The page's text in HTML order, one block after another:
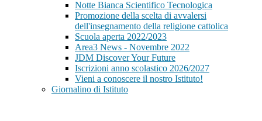
Notte Bianca Scientifico Tecnologica
Promozione della scelta di avvalersi
dell'insegnamento della religione cattolica
Scuola aperta 2022/2023
Area3 News - Novembre 2022
JDM Discover Your Future
Iscrizioni anno scolastico 2026/2027
Vieni a conoscere il nostro Istituto!
Giornalino di Istituto